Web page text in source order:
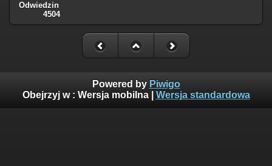
Odwiedzin
4504
Powered by Piwigo
Obejrzyj w : Wersja mobilna| Wersja standardowa